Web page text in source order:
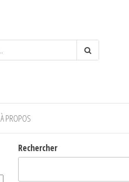
À PROPOS
Rechercher